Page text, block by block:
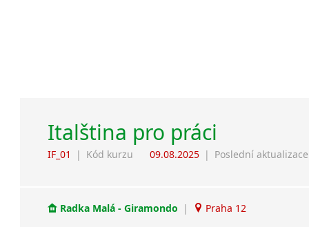
Italština pro práci
IF_01 | Kód kurzu 09.08.2025 | Poslední aktualizace
Radka Malá - Giramondo | Praha 12